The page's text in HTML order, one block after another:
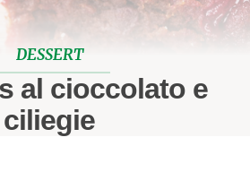
DESSERT
al cioccolato e
ciliegie